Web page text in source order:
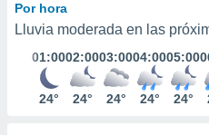
Por hora
Lluvia moderada en las
01:00
24°
02:00
24°
03:00
24°
04:00
24°
05:00
24°